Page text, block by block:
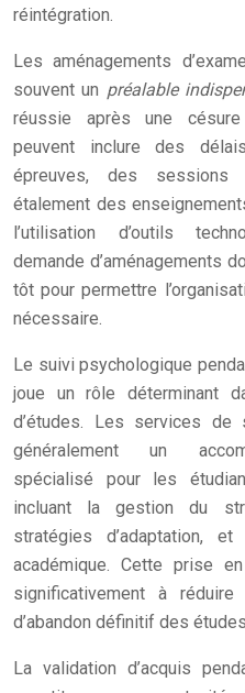
réintégration.
Les aménagements
souvent un préalable
réussie après une
peuvent inclure des
épreuves, des sessions
étalement des
l’utilisation d’outils
demande d’aménagements
tôt pour permettre
nécessaire.
Le suivi psychologique
joue un rôle déterminant
d’études. Les services de
généralement un
spécialisé pour les
incluant la gestion du
stratégies d’adaptation,
académique. Cette prise
significativement à
d’abandon définitif des
La validation d’acquis